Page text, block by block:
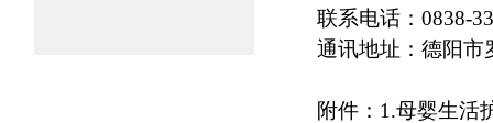
联系电话：0838-
通讯地址：德阳市
附件：1.母婴生活